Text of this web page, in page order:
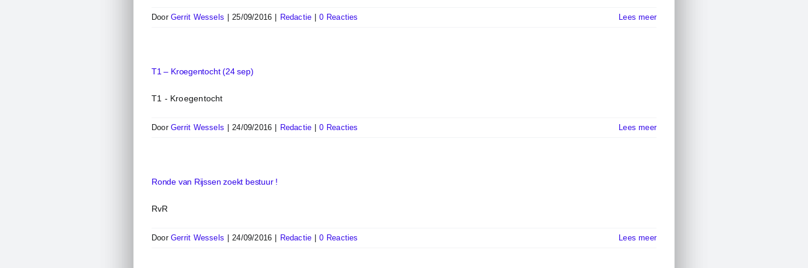
DoorGerrit Wessels 25/09/2016 Redactie 0 Reacties Lees meer
T1 – Kroegentocht (24 sep)
T1 - Kroegentocht
DoorGerrit Wessels 24/09/2016 Redactie 0 Reacties Lees meer
Ronde van Rijssen zoekt bestuur !
RvR
DoorGerrit Wessels 24/09/2016 Redactie 0 Reacties Lees meer